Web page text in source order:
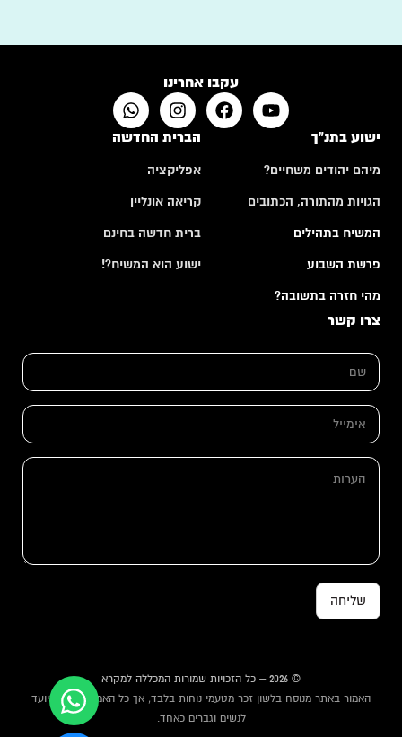
עקבו אחרינו
ישוע בתנ"ך
מיהם יהודים משחיים?
הגויות מהתורה, הכתובים
המשיח בתהילים
פרשת השבוע
מהי חזרה בתשובה?
הברית החדשה
אפליקציה
קריאה אונליין
ברית חדשה בחינם
ישוע הוא המשיח?!
צרו קשר
ע
ת
י
י
ש
*
א
מ
י
ה
שליחה
© 2026 – כל הזכויות שמורות המכללה למקרא
האמור באתר מנוסח בלשון זכר מטעמי נוחות בלבד, אך כל האמור באתר מיועד
לנשים וגברים כאחד.